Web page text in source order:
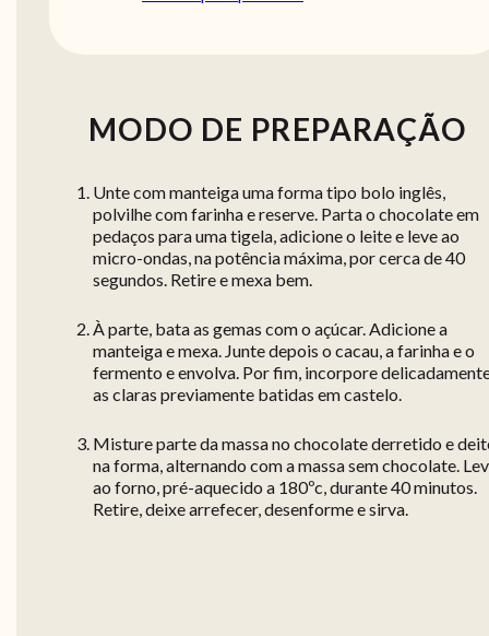
MODO DE PREPARAÇÃO
Unte com manteiga uma forma tipo bolo inglês,
polvilhe com farinha e reserve. Parta o chocolate em
pedaços para uma tigela, adicione o leite e leve ao
micro-ondas, na potência máxima, por cerca de 40
segundos. Retire e mexa bem.
À parte, bata as gemas com o açúcar. Adicione a
manteiga e mexa. Junte depois o cacau, a farinha e o
fermento e envolva. Por fim, incorpore
as claras previamente batidas em castelo.
Misture parte da massa no chocolate derretido e
na forma, alternando com a massa sem chocolate.
ao forno, pré-aquecido a 180ºc, durante 40 minutos.
Retire, deixe arrefecer, desenforme e sirva.